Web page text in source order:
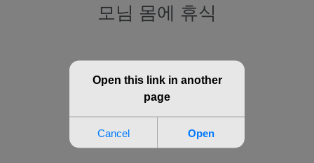
모님 몸에 휴식